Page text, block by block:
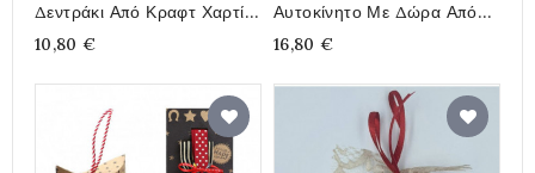
Δεντράκι Από Κραφτ Χαρτί
25εκ
10,80 €
Αυτοκίνητο Με Δώρα Από
Φλέτ 9x12εκ
16,80 €